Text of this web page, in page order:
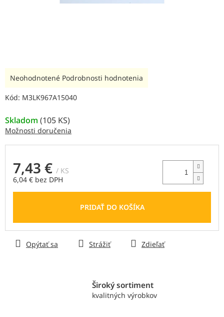
Kód: M3LK967A15040
Skladom (105 KS)
Možnosti doručenia
7,43 € / KS
6,04 € bez DPH
Jednotková
PRIDAŤ DO KOŠÍKA
Opýtať sa Strážiť Zdieľať
Priemerné
produktu
0,0
z
5
hviezdičiek.
Neohodnotené Podrobnosti hodnotenia
Široký sortiment
kvalitných výrobkov